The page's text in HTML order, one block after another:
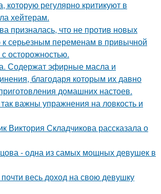
которую регулярно критикуют в
хейтерам.
призналась, что не против новых
к серьезным переменам в привычной
осторожностью.
Содержат эфирные масла и
благодаря которым их давно
домашних настоев.
важны упражнения на ловкость и
Виктория Складчикова рассказала о
- одна из самых мощных девушек в
весь доход на свою девушку